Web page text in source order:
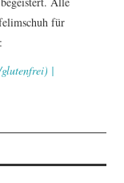
für
|